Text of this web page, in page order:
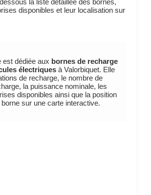
la liste détaillée des bornes,
disponibles et leur localisation sur
est dédiée aux bornes de recharge
électriquesà Valorbiquet. Elle
de recharge, le nombre de
la puissance nominale, les
disponibles ainsi que la position
sur une carte interactive.